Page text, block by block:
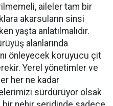
aileler tam bir
akarsuların sinsi
yaşta anlatılmalıdır.
alanlarında
önleyecek koruyucu çit
Yerel yönetimler ve
her ne kadar
sürdürüyor olsak